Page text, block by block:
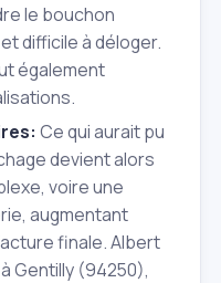
le bouchon
difficile à déloger.
également
Ce qui aurait pu
devient alors
voire une
augmentant
finale. Albert
Gentilly (94250),